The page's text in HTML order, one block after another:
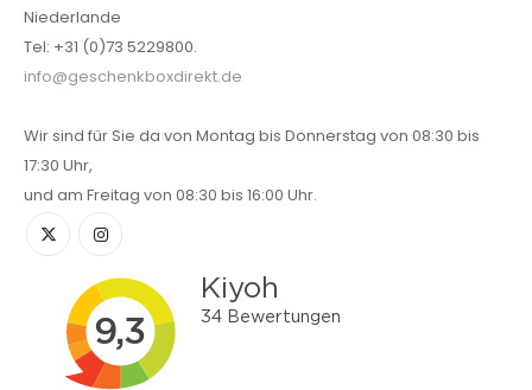
Niederlande
Tel: +31 (0)73 5229800.
info@geschenkboxdirekt.de
Wir sind für Sie da von Montag bis Donnerstag von 08:30 bis
17:30 Uhr,
und am Freitag von 08:30 bis 16:00 Uhr.